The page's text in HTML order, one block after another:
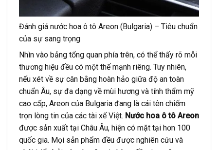
Đánh giá nước hoa ô tô Areon (Bulgaria) – Tiêu chuẩn
của sự sang trọng
Nhìn vào bảng tổng quan phía trên, có thể thấy rõ mỗi
thương hiệu đều có một thế mạnh riêng. Tuy nhiên,
nếu xét về sự cân bằng hoàn hảo giữa độ an toàn
chuẩn Âu, sự đa dạng về mùi hương và tính thẩm mỹ
cao cấp, Areon của Bulgaria đang là cái tên chiếm
trọn lòng tin của các tài xế Việt. Nước hoa ô tô Areon
được sản xuất tại Châu Âu, hiện có mặt tại hơn 100
quốc gia. Mọi sản phẩm đều được nghiên cứu và